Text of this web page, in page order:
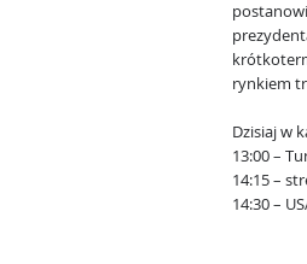
rynkiem
Dzisiaj w
13:00 –
14:15 –
14:30 –